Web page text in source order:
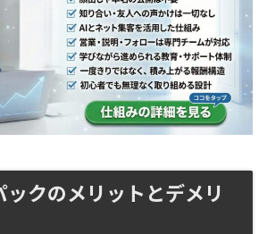
ックのメリットとデメリ